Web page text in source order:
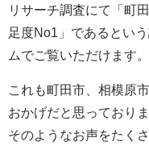
リサーチ調査にて「町
足度No1」であるとい
ムでご覧いただけます。
これも町田市、相模原
おかげだと思っておりま
そのようなお声をたくさ